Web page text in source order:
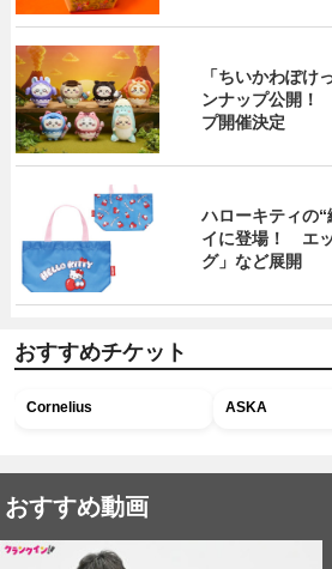
「ちいかわぽけ
ンナップ公開！
プ開催決定
ハローキティの
イに登場！ エ
グ」など展開
おすすめチケット
Cornelius ASKA
おすすめ動画